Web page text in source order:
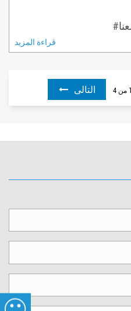
قراءة المزيد
1 من4 التالى